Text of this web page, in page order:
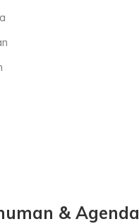
& Agenda